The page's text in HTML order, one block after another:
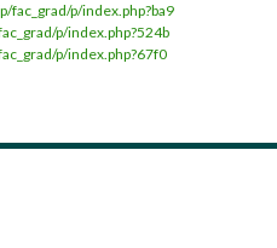
fac_grad/p/index.php?ba9
p/index.php?524b
p/index.php?67f0